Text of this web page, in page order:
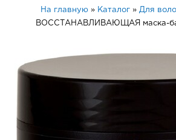
На главную » Каталог » Для
ВОССТАНАВЛИВАЮЩАЯ маска-